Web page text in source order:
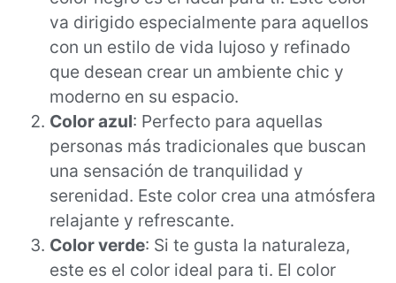
va dirigido especialmente para aquellos
con un estilo de vida lujoso y refinado
que desean crear un ambiente chic y
moderno en su espacio.
Color azul: Perfecto para aquellas
personas más tradicionales que buscan
una sensación de tranquilidad y
serenidad. Este color crea una atmósfera
relajante y refrescante.
Color verde: Si te gusta la naturaleza,
este es el color ideal para ti. El color